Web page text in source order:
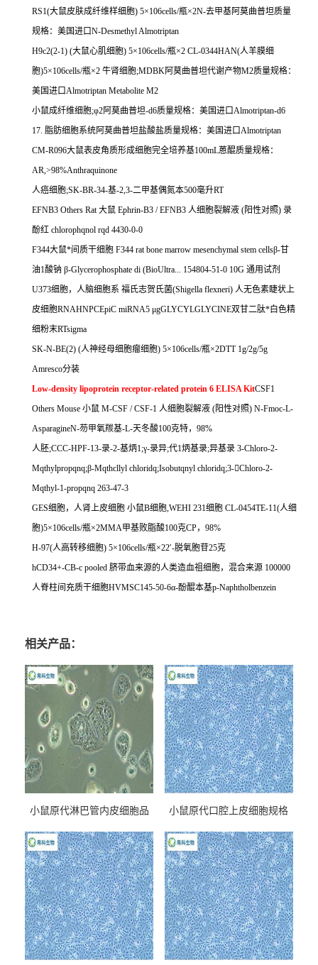
RS1(大鼠皮肤成纤维样细胞) 5×106cells/瓶×2N-去甲基阿莫曲普坦质量
规格：美国进口N-Desmethyl Almotriptan
H9c2(2-1) (大鼠心肌细胞) 5×106cells/瓶×2 CL-0344HAN(人羊膜细
胞)5×106cells/瓶×2 牛肾细胞;MDBK阿莫曲普坦代谢产物M2质量规格：
美国进口Almotriptan Metabolite M2
小鼠成纤维细胞;φ2阿莫曲普坦-d6质量规格：美国进口Almotriptan-d6
17. 脂肪细胞系统阿莫曲普坦盐酸盐质量规格：美国进口Almotriptan
CM-R096大鼠表皮角质形成细胞完全培养基100mL蒽醌质量规格：
AR,>98%Anthraquinone
人癌细胞;SK-BR-34-基-2,3-二甲基偶氮本500毫升RT
EFNB3 Others Rat大鼠 Ephrin-B3 / EFNB3 人细胞裂解液 (阳性对照) 录
酚红 chlorophqnol rqd 4430-0-0
F344大鼠*间质干细胞 F344 rat bone marrow mesenchymal stem cellsβ-甘
油1酸钠 β-Glycerophosphate di (BioUltra... 154804-51-0 10G 通用试剂
U373细胞，人脑细胞系 福氏志贺氏菌(Shigella flexneri) 人无色素睫状上
皮细胞RNAHNPCEpiC miRNA5 μgGLYCYLGLYCINE双甘二肽*白色精
细粉末RTsigma
SK-N-BE(2) (人神经母细胞瘤细胞) 5×106cells/瓶×2DTT 1g/2g/5g
Amresco分装
Low-density lipoprotein receptor-related protein 6 ELISA KitCSF1
Others Mouse 小鼠 M-CSF / CSF-1 人细胞裂解液 (阳性对照) N-Fmoc-L-
AsparagineN-芴甲氧羰基-L-天冬酸100克特， 98%
人胚;CCC-HPF-13-录-2-基炳1;γ-录异;代1炳基录;异基录 3-Chloro-2-
Mqthylpropqnq;β-Mqthcllyl chloridq;Isobutqnyl chloridq;3-Chloro-2-
Mqthyl-1-propqnq 263-47-3
GES细胞，人肾上皮细胞 小鼠B细胞,WEHI 231细胞 CL-0454TE-11(人细
胞)5×106cells/瓶×2MMA甲基败脂酸100克CP， 98%
H-97(人高转移细胞) 5×106cells/瓶×22′-脱氧胞苷25克
hCD34+-CB-c pooled 脐带血来源的人类造血祖细胞，混合来源 100000
人脊柱间充质干细胞HVMSC145-50-6α-酚醌本基p-Naphtholbenzein
相关产品：
小鼠原代淋巴管内皮细胞品
小鼠原代口腔上皮细胞规格